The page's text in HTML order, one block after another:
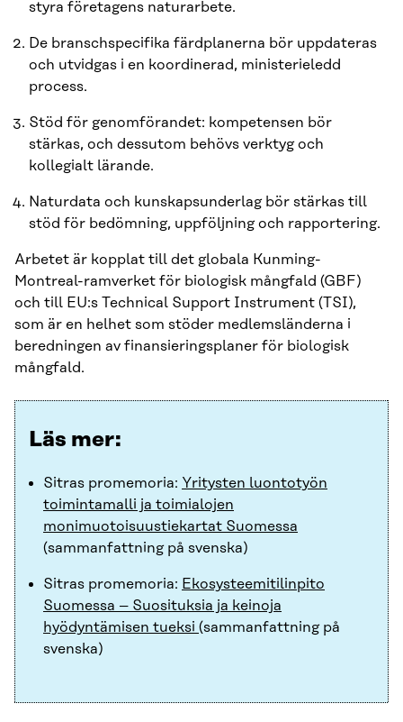
styra företagens naturarbete.
De branschspecifika färdplanerna bör uppdateras
och utvidgas i en koordinerad, ministerieledd
process.
Stöd för genomförandet: kompetensen bör
stärkas, och dessutom behövs verktyg och
kollegialt lärande.
Naturdata och kunskapsunderlag bör stärkas till
stöd för bedömning, uppföljning och rapportering.
Arbetet är kopplat till det globala Kunming-
Montreal-ramverket för biologisk mångfald (GBF)
och till EU:s Technical Support Instrument (TSI),
som är en helhet som stöder medlemsländerna i
beredningen av finansieringsplaner för biologisk
mångfald.
Läs mer:
Sitras promemoria: Yritysten luontotyön
toimintamalli ja toimialojen
monimuotoisuustiekartat Suomessa
(sammanfattning på svenska)
Sitras promemoria: Ekosysteemitilinpito
Suomessa – Suosituksia ja keinoja
hyödyntämisen tueksi (sammanfattning på
svenska)